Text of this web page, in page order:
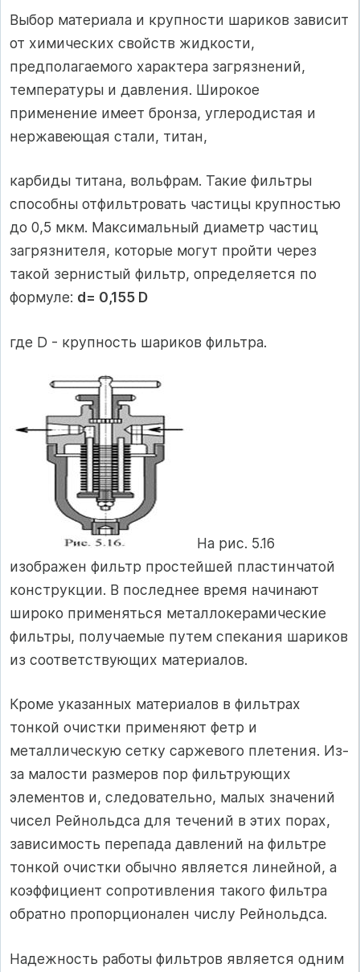
Выбор материала и крупности шариков зависит
от химических свойств жидкости,
предполагаемого характера загрязнений,
температуры и давления. Широкое
применение имеет бронза, углеродистая и
нержавеющая стали, титан,
карбиды титана, вольфрам. Такие фильтры
способны отфильтровать частицы крупностью
до 0,5 мкм. Максимальный диаметр частиц
загрязнителя, которые могут пройти через
такой зернистый фильтр, определяется по
формуле: d= 0,155 D
где D - крупность шариков фильтра.
На рис. 5.16
изображен фильтр простейшей пластинчатой
конструкции. В последнее время начинают
широко применяться металлокерамические
фильтры, получаемые путем спекания шариков
из соответствующих материалов.
Кроме указанных материалов в фильтрах
тонкой очистки применяют фетр и
металлическую сетку саржевого плетения. Из-
за малости размеров пор фильтрующих
элементов и, следовательно, малых значений
чисел Рейнольдса для течений в этих порах,
зависимость перепада давлений на фильтре
тонкой очистки обычно является линейной, а
коэффициент сопротивления такого фильтра
обратно пропорционален числу Рейнольдса.
Надежность работы фильтров является одним